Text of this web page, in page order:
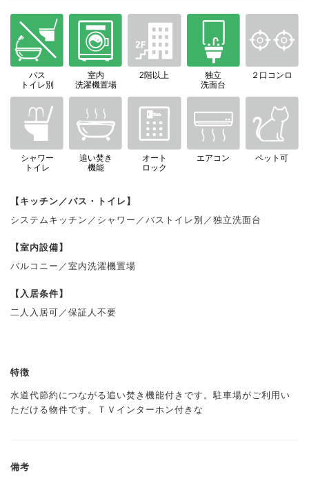
バス
トイレ別
室内
洗濯機置場
2階以上
独立
洗面台
２口コンロ
シャワー
トイレ
追い焚き
機能
オート
ロック
エアコン ペット可
【キッチン／バス・トイレ】
システムキッチン／シャワー／バストイレ別／独立洗面台
【室内設備】
バルコニー／室内洗濯機置場
【入居条件】
二人入居可／保証人不要
特徴
水道代節約につながる追い焚き機能付きです。駐車場がご利用い
ただける物件です。ＴＶインターホン付きな
備考